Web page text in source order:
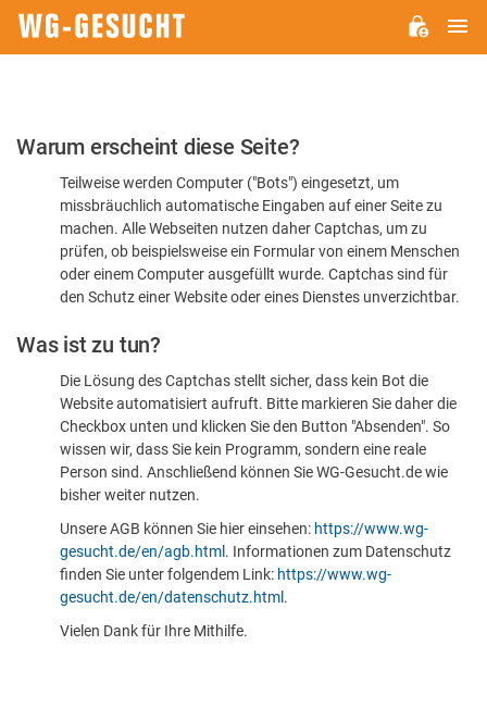
Bitte
dass
sind
Warum erscheint diese Seite?
Teilweise werden Computer ("Bots") eingesetzt, um
missbräuchlich automatische Eingaben auf einer Seite zu
machen. Alle Webseiten nutzen daher Captchas, um zu
prüfen, ob beispielsweise ein Formular von einem Menschen
oder einem Computer ausgefüllt wurde. Captchas sind für
den Schutz einer Website oder eines Dienstes unverzichtbar.
Was ist zu tun?
Die Lösung des Captchas stellt sicher, dass kein Bot die
Website automatisiert aufruft. Bitte markieren Sie daher die
Checkbox unten und klicken Sie den Button "Absenden". So
wissen wir, dass Sie kein Programm, sondern eine reale
Person sind. Anschließend können Sie WG-Gesucht.de wie
bisher weiter nutzen.
Unsere AGB können Sie hier einsehen: https://www.wg-
gesucht.de/en/agb.html . Informationen zum Datenschutz
finden Sie unter folgendem Link: https://www.wg-
gesucht.de/en/datenschutz.html .
Vielen Dank für Ihre Mithilfe.